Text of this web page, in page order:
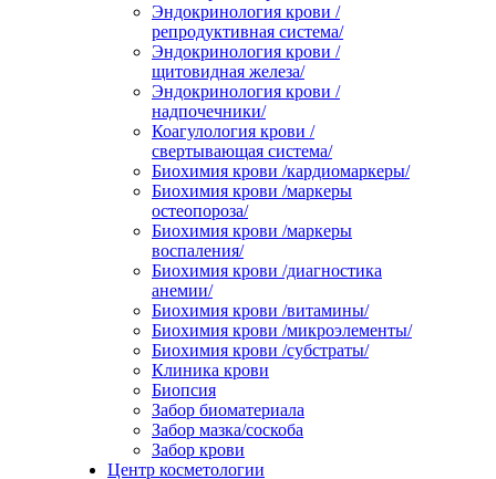
Эндокринология крови /
репродуктивная система/
Эндокринология крови /
щитовидная железа/
Эндокринология крови /
надпочечники/
Коагулология крови /
свертывающая система/
Биохимия крови /кардиомаркеры/
Биохимия крови /маркеры
остеопороза/
Биохимия крови /маркеры
воспаления/
Биохимия крови /диагностика
анемии/
Биохимия крови /витамины/
Биохимия крови /микроэлементы/
Биохимия крови /субстраты/
Клиника крови
Биопсия
Забор биоматериала
Забор мазка/соскоба
Забор крови
Центр косметологии